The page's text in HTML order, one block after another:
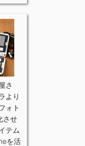
さ
より
ォト
させ
テム
を活